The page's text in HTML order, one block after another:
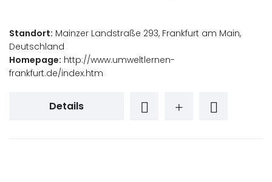
Standort: Mainzer Landstraße 293, Frankfurt am Main,
Deutschland
Homepage: http://www.umweltlernen-
frankfurt.de/index.htm
Details